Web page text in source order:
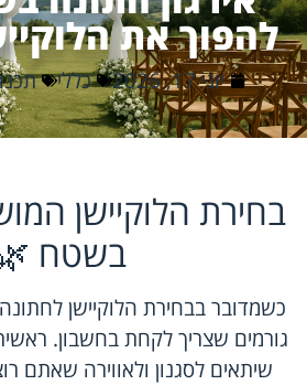
להפוך את
יוני 17, 2026 כללי
בחירת הלוקיישן
בשטח
כשמדובר בבחירת הלוקיישן
גורמים שצריך לקחת בחשבון.
שיתאים לסגנון ולאווירה שאתם